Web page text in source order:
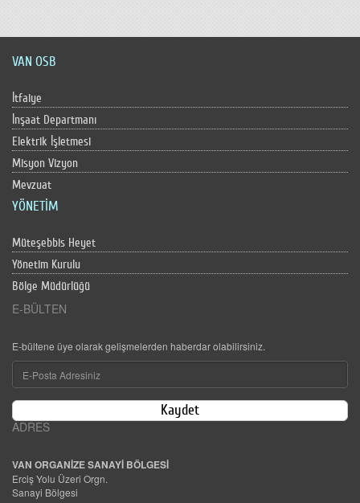
VAN OSB
İtfaiye
İnşaat Departmanı
Elektrik İşletmesi
Misyon Vizyon
Mevzuat
YÖNETİM
Müteşebbis Heyet
Yönetim Kurulu
Bölge Müdürlüğü
E-BÜLTEN
E-bültene üye olarak gelişmelerden haberdar olabilirsiniz.
Kaydet
ADRES
VAN ORGANİZE SANAYİ BÖLGESİ
Erciş Yolu Üzeri Orgn.
Sanayi Bölgesi